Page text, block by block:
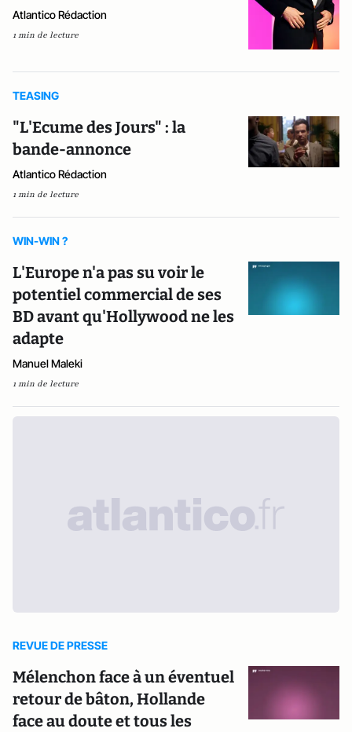
Atlantico Rédaction
1 min de lecture
TEASING
"L'Ecume des Jours" : la
bande-annonce
Atlantico Rédaction
1 min de lecture
WIN-WIN ?
L'Europe n'a pas su voir le
potentiel commercial de ses
BD avant qu'Hollywood ne les
adapte
Manuel Maleki
1 min de lecture
REVUE DE PRESSE
Mélenchon face à un éventuel
retour de bâton, Hollande
face au doute et tous les